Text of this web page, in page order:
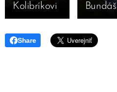
Kolibríkovi
Bundáš
Share